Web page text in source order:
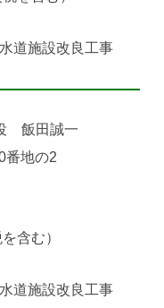
道施設改良工事
飯田誠一
番地の2
含む）
道施設改良工事